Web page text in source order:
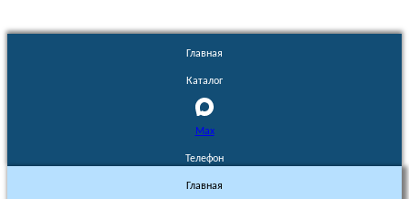
Главная
Каталог
Max
Телефон
Главная